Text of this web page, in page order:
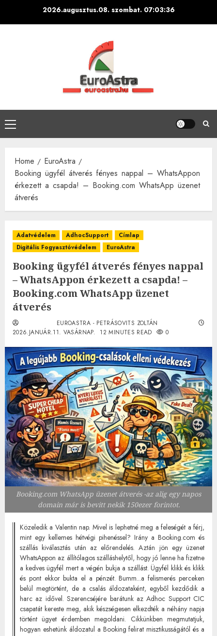
2026.augusztus.08. szombat. 07:03:37
Primary
Menu
Home
EuroAstra
Booking ügyfél átverés fényes nappal – WhatsAppon
érkezett a csapda! – Booking.com WhatsApp üzenet
átverés
Adatvédelem AdhocSupport
Címlap
Digitális Fogyasztóvédelem
EuroAstra
Booking ügyfél átverés fényes nappal
– WhatsAppon érkezett a csapda! –
Booking.com WhatsApp üzenet
átverés
EUROASTRA - PETRÁSOVITS ZOLTÁN
2026.JANUÁR.11. VASÁRNAP.
12 MINUTES READ 0
Booking.com WhatsApp üzenet átverés -az alig egy napos
domain már is bevitt nekik 150ezer forintot.
Közeledik a Valentin nap. Mivel is lephetné meg a feleségét a férj,
mint egy kellemes hétvégi pihenéssel? Irány a Booking.com és
szállás kiválasztás után az előrendelés. Aztán jön egy üzenet
WhatsAppon az állítólagos szálláshelytől, hogy jó lenne ha fizetne
a kedves ügyfél mert a végén bukja a szállást. Ügyfél klikk és klikk
és pont ekkor bukta el a pénzét. Bumm...a felismerés perceken
belül megtörtént, de a csalás áldozataként, egyből kezdődik a
harc az idővel. Szerencséjére barátunk az Adhoc Support CIC
csapatát kereste meg, akik készségesen elkezdték a néhány napja
történt ügyet érdemben megoldani. Cikkünkben megmutatjuk,
hogyan eshetünk áldozatul a Booking felirat misztikusságától és a